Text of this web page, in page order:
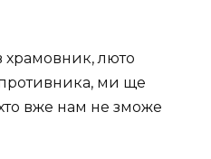
храмовник, люто
ми ще
вже нам не зможе